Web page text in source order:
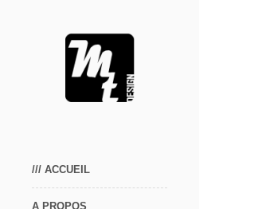
/// ACCUEIL
A PROPOS